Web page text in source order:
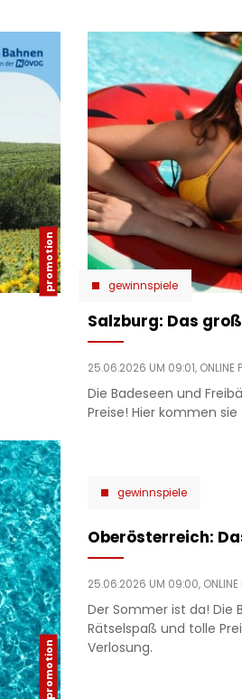
gewinnspiele
Salzburg: Das
25.06.2026 UM 09:01, ONLINE
Die Badeseen und
Preise! Hier kommen
gewinnspiele
Oberösterreich:
25.06.2026 UM 09:00,
Der Sommer ist da! Die
Rätselspaß und tolle
Verlosung.